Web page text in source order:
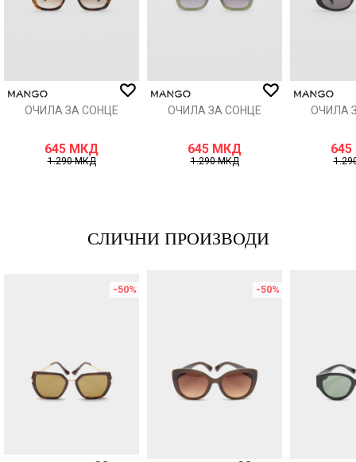
ОЧИЛА ЗА СОНЦЕ
645 МКД
1.290МКД
ОЧИЛА ЗА СОНЦЕ
645 МКД
1.290МКД
ОЧИЛА
645
СЛИЧНИ ПРОИЗВОДИ
-50% -50%